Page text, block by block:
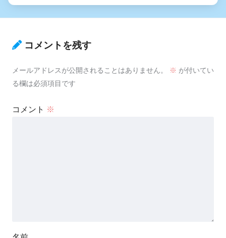
コメントを残す
メールアドレスが公開されることはありません。 ※ が付いてい
る欄は必須項目です
コメント ※